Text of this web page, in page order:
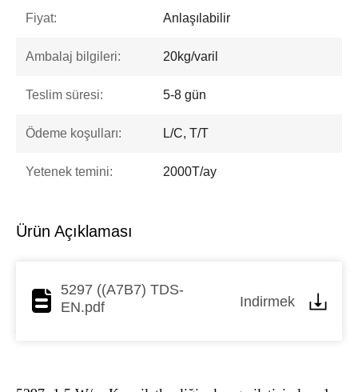
Fiyat: Anlaşılabilir
Ambalaj bilgileri: 20kg/varil
Teslim süresi: 5-8 gün
Ödeme koşulları: L/C, T/T
Yetenek temini: 2000T/ay
Ürün Açıklaması
5297 ((A7B7) TDS-
EN.pdf
Indirmek